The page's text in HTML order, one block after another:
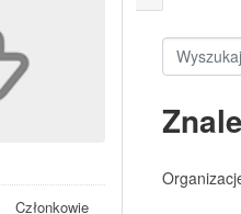
Członkowie